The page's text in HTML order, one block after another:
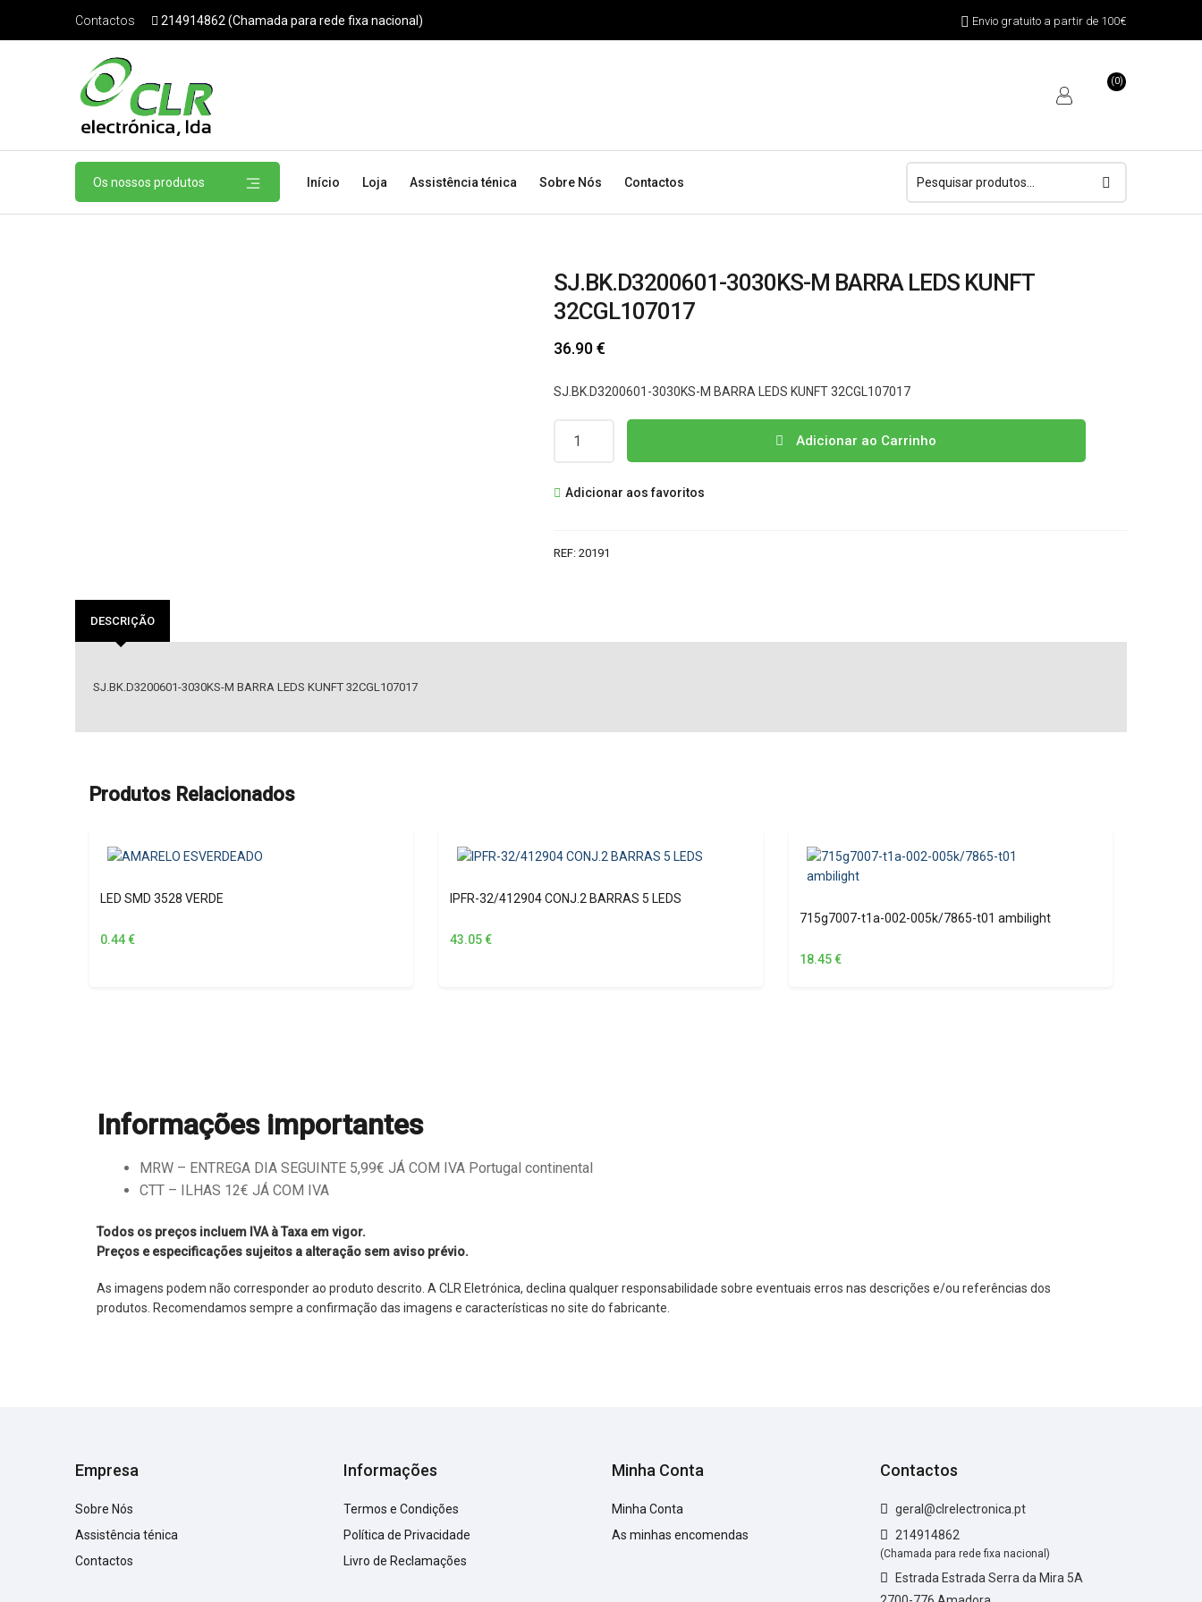
Contactos 214914862 (Chamada para rede fixa nacional) Envio gratuito a partir de 100€
(0)
Os nossos produtos Início Loja Assistência ténica Sobre Nós Contactos
SJ.BK.D3200601-3030KS-M BARRA LEDS KUNFT
32CGL107017
36.90€
SJ.BK.D3200601-3030KS-M BARRA LEDS KUNFT 32CGL107017
3030KS-
Adicionar ao Carrinho
Adicionar aos favoritos
REF: 20191
DESCRIÇÃO
SJ.BK.D3200601-3030KS-M BARRA LEDS KUNFT 32CGL107017
Produtos Relacionados
LED SMD 3528 VERDE
0.44€
IPFR-32/412904 CONJ.2 BARRAS 5 LEDS
43.05€
715g7007-t1a-002-005k/7865-t01 ambilight
18.45€
Informações importantes
MRW – ENTREGA DIA SEGUINTE 5,99€ JÁ COM IVA Portugal continental
CTT – ILHAS 12€ JÁ COM IVA
Todos os preços incluem IVA à Taxa em vigor.
Preços e especificações sujeitos a alteração sem aviso prévio.
As imagens podem não corresponder ao produto descrito. A CLR Eletrónica, declina qualquer responsabilidade sobre eventuais erros nas descrições e/ou referências dos
produtos. Recomendamos sempre a confirmação das imagens e características no site do fabricante.
Empresa
Sobre Nós
Assistência ténica
Contactos
Informações
Termos e Condições
Política de Privacidade
Livro de Reclamações
Minha Conta
Minha Conta
As minhas encomendas
Contactos
geral@clrelectronica.pt
214914862
(Chamada para rede fixa nacional)
Estrada Estrada Serra da Mira 5A